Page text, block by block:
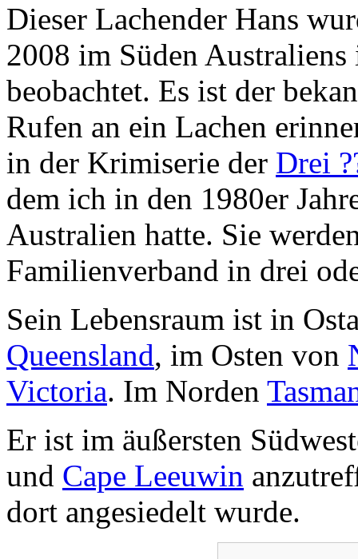
Dieser Lachender Hans
2008 im Süden
beobachtet. Es ist der
Rufen an ein Lachen
in der Krimiserie der Drei
dem ich in den 1980er
Australien hatte. Sie
Familienverband in drei
Sein Lebensraum ist in
Queensland, im Osten von
Victoria. Im Norden
Er ist im äußersten
und Cape Leeuwin
dort angesiedelt wurde.